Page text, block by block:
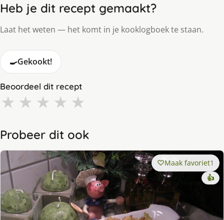
Heb je dit recept gemaakt?
Laat het weten — het komt in je kooklogboek te staan.
🍳Gekookt!
Beoordeel dit recept
★ ★ ★ ★ ★
Probeer dit ook
Maak favoriet1
👍